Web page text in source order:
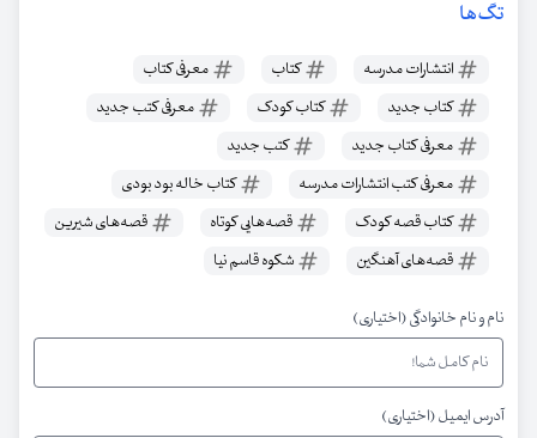
تگ‌ها
انتشارات مدرسه کتاب
معرفی کتاب
کتاب جدید
کتاب کودک
معرفی کتب جدید
معرفی کتاب جدید
کتب جدید
معرفی کتب انتشارات مدرسه
کتاب خاله بود بودی
کتاب قصه کودک
قصه‌هایی کوتاه
قصه‌های شیرین
قصه‌های آهنگین
شکوه قاسم نیا
نام و نام خانوادگی (اختیاری)
آدرس ایمیل (اختیاری)